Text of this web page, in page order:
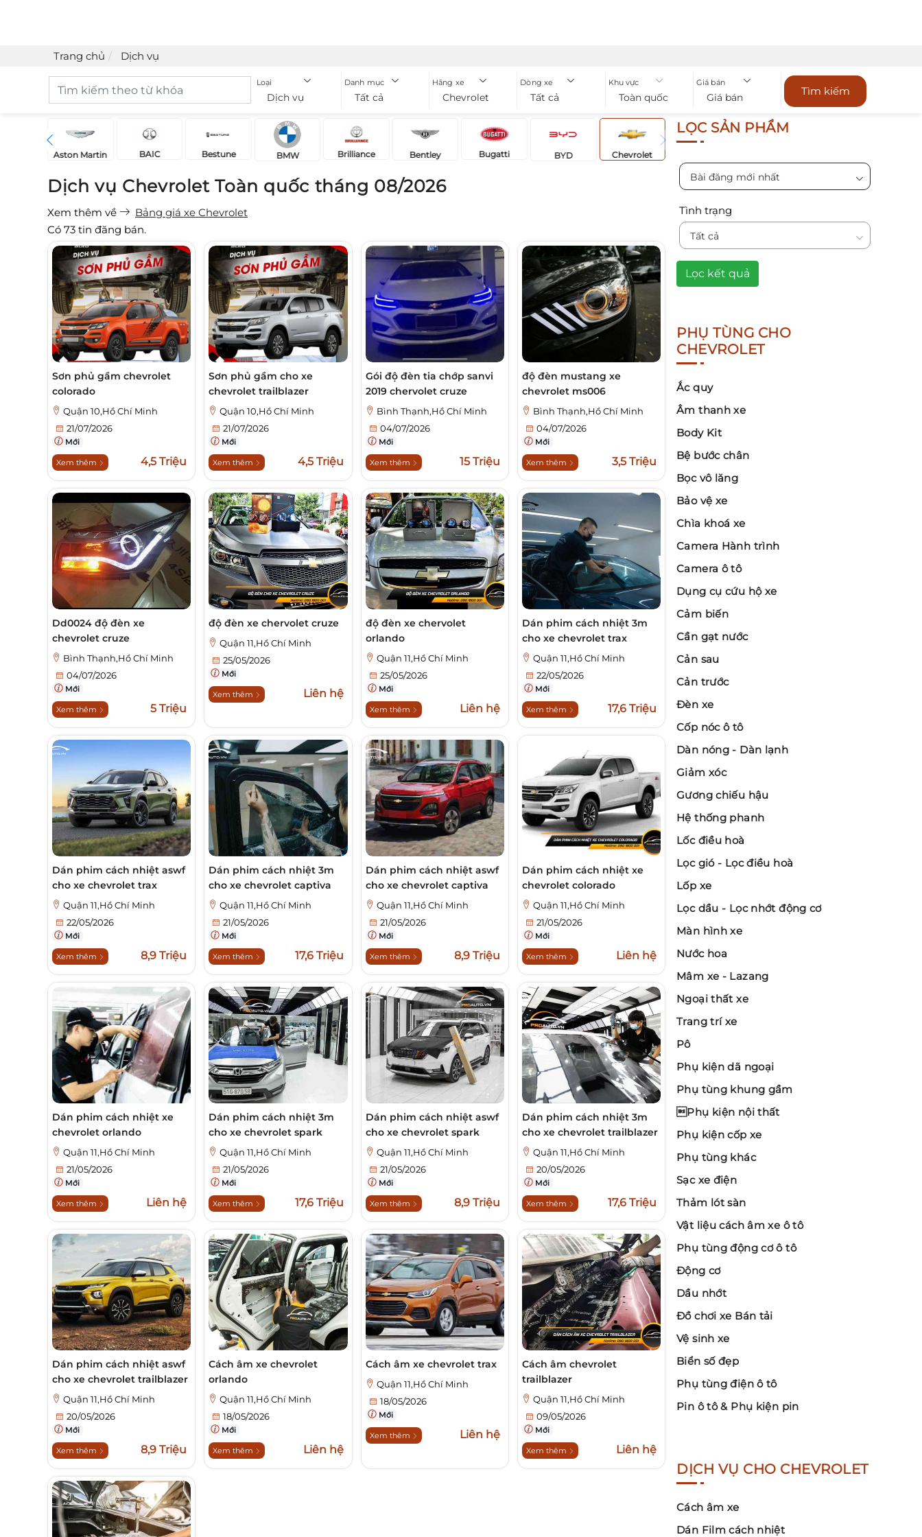
Trang chủ Dịch vụ
Loại
Dịch vụ
Danh mục
Tất cả
Hãng xe
Chevrolet
Dòng xe
Tất cả
Khu vực
Toàn quốc
Giá bán
Giá bán Tìm kiếm
Aston Martin BAIC Bestune BMW Brilliance Bentley Bugatti BYD Chevrolet
Dịch vụ Chevrolet Toàn quốc tháng 08/2026
Xem thêm về
Bảng giá xe Chevrolet
Có 73 tin đăng bán.
Sơn phủ gầm chevrolet
colorado
Quận 10,Hồ Chí Minh
21/07/2026
Mới
Xem thêm 4,5 Triệu
Sơn phủ gầm cho xe
chevrolet trailblazer
Quận 10,Hồ Chí Minh
21/07/2026
Mới
Xem thêm 4,5 Triệu
Gói độ đèn tia chớp sanvi
2019 chervolet cruze
Bình Thạnh,Hồ Chí Minh
04/07/2026
Mới
Xem thêm 15 Triệu
độ đèn mustang xe
chevrolet ms006
Bình Thạnh,Hồ Chí Minh
04/07/2026
Mới
Xem thêm 3,5 Triệu
Dd0024 độ đèn xe
chevrolet cruze
Bình Thạnh,Hồ Chí Minh
04/07/2026
Mới
Xem thêm 5 Triệu
độ đèn xe chervolet cruze
Quận 11,Hồ Chí Minh
25/05/2026
Mới
Xem thêm Liên hệ
độ đèn xe chervolet
orlando
Quận 11,Hồ Chí Minh
25/05/2026
Mới
Xem thêm Liên hệ
Dán phim cách nhiệt 3m
cho xe chevrolet trax
Quận 11,Hồ Chí Minh
22/05/2026
Mới
Xem thêm 17,6 Triệu
Dán phim cách nhiệt aswf
cho xe chevrolet trax
Quận 11,Hồ Chí Minh
22/05/2026
Mới
Xem thêm 8,9 Triệu
Dán phim cách nhiệt 3m
cho xe chevrolet captiva
Quận 11,Hồ Chí Minh
21/05/2026
Mới
Xem thêm 17,6 Triệu
Dán phim cách nhiệt aswf
cho xe chevrolet captiva
Quận 11,Hồ Chí Minh
21/05/2026
Mới
Xem thêm 8,9 Triệu
Dán phim cách nhiệt xe
chevrolet colorado
Quận 11,Hồ Chí Minh
21/05/2026
Mới
Xem thêm Liên hệ
Dán phim cách nhiệt xe
chevrolet orlando
Quận 11,Hồ Chí Minh
21/05/2026
Mới
Xem thêm Liên hệ
Dán phim cách nhiệt 3m
cho xe chevrolet spark
Quận 11,Hồ Chí Minh
21/05/2026
Mới
Xem thêm 17,6 Triệu
Dán phim cách nhiệt aswf
cho xe chevrolet spark
Quận 11,Hồ Chí Minh
21/05/2026
Mới
Xem thêm 8,9 Triệu
Dán phim cách nhiệt 3m
cho xe chevrolet trailblazer
Quận 11,Hồ Chí Minh
20/05/2026
Mới
Xem thêm 17,6 Triệu
Dán phim cách nhiệt aswf
cho xe chevrolet trailblazer
Quận 11,Hồ Chí Minh
20/05/2026
Mới
Xem thêm 8,9 Triệu
Cách âm xe chevrolet
orlando
Quận 11,Hồ Chí Minh
18/05/2026
Mới
Xem thêm Liên hệ
Cách âm xe chevrolet trax
Quận 11,Hồ Chí Minh
18/05/2026
Mới
Xem thêm Liên hệ
Cách âm chevrolet
trailblazer
Quận 11,Hồ Chí Minh
09/05/2026
Mới
Xem thêm Liên hệ
LỌC SẢN PHẨM
Bài đăng mới nhất
Tình trạng
Tất cả
Lọc kết quả
PHỤ TÙNG CHO
CHEVROLET
Ắc quy
Âm thanh xe
Body Kit
Bệ bước chân
Bọc vô lăng
Bảo vệ xe
Chìa khoá xe
Camera Hành trình
Camera ô tô
Dụng cụ cứu hộ xe
Cảm biến
Cần gạt nước
Cản sau
Cản trước
Đèn xe
Cốp nóc ô tô
Dàn nóng - Dàn lạnh
Giảm xóc
Gương chiếu hậu
Hệ thống phanh
Lốc điều hoà
Lọc gió - Lọc điều hoà
Lốp xe
Lọc dầu - Lọc nhớt động cơ
Màn hình xe
Nước hoa
Mâm xe - Lazang
Ngoại thất xe
Trang trí xe
Pô
Phụ kiện dã ngoại
Phụ tùng khung gầm
Phụ kiện nội thất
Phụ kiện cốp xe
Phụ tùng khác
Sạc xe điện
Thảm lót sàn
Vật liệu cách âm xe ô tô
Phụ tùng động cơ ô tô
Động cơ
Dầu nhớt
Đồ chơi xe Bán tải
Vệ sinh xe
Biển số đẹp
Phụ tùng điện ô tô
Pin ô tô & Phụ kiện pin
DỊCH VỤ CHO CHEVROLET
Cách âm xe
Dán Film cách nhiệt